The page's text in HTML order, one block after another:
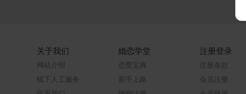
关于我们
网站介绍
线下人工服务
婚恋学堂
恋爱宝典
新手上路
注册登录
注册条款
会员注册